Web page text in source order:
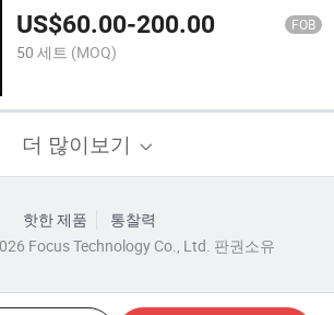
US$60.00-200.00 FOB
50 세트 (MOQ)
더 많이보기
핫한 제품
통찰력
Focus Technology Co., Ltd. 판권소유